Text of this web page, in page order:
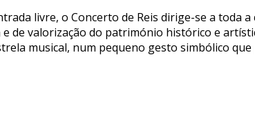
livre, o Concerto de Reis dirige-se a toda
de valorização do património histórico e
musical, num pequeno gesto simbólico